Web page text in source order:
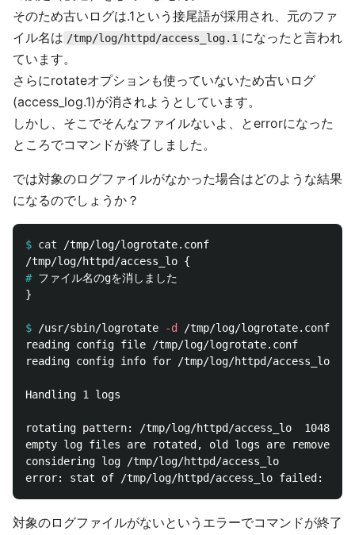
そのため古いログは.1という接尾語が採用され、元のファ
イル名は /tmp/log/httpd/access_log.1 になったと言われ
ています。
さらにrotateオプションも使っていないため古いログ
(access_log.1)が消されようとしています。
しかし、そこでそんなファイルないよ、とerrorになった
ところでコマンドが終了しました。
では対象のログファイルがなかった場合はどのような結果
になるのでしょうか？
$ cat
#
}
$ /usr/sbin/logrotate -d
reading config file /tmp/log/logrotate.conf
reading config info for /tmp/log/httpd/access_lo
Handling 1 logs
rotating pattern: /tmp/log/httpd/access_lo
empty log files are rotated, old logs are removed
considering log /tmp/log/httpd/access_lo
対象のログファイルがないというエラーでコマンドが終了